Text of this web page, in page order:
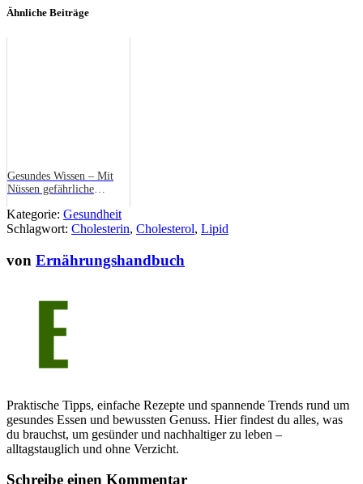
Ähnliche Beiträge
Gesundes Wissen – Mit
Nüssen gefährliche
halten
Kategorie: Gesundheit
Schlagwort: Cholesterin, Cholesterol, Lipid
von Ernährungshandbuch
Praktische Tipps, einfache Rezepte und spannende Trends rund um
gesundes Essen und bewussten Genuss. Hier findest du alles, was
du brauchst, um gesünder und nachhaltiger zu leben –
alltagstauglich und ohne Verzicht.
Schreibe einen Kommentar